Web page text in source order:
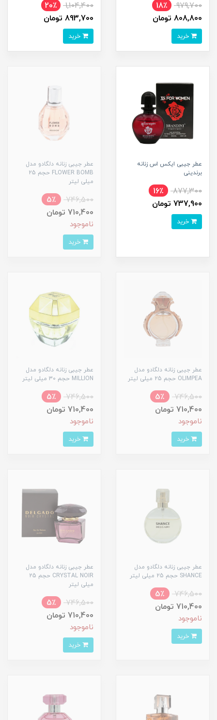
979,700
18٪
808,800 تومان
1,104,400
20٪
893,700 تومان
عطر جیبی ایکس اس زنانه
برندینی
877,300
16٪
737,900 تومان
عطر جیبی زنانه دلگادو مدل
FLOWER BOMB حجم 25
میلی لیتر
746,500
5٪
710,400 تومان
ناموجود
عطر جیبی زنانه دلگادو مدل
OLIMPEA حجم 25 میلی لیتر
746,500
5٪
710,400 تومان
ناموجود
عطر جیبی زنانه دلگادو مدل
MILLION حجم 30 میلی لیتر
746,500
5٪
710,400 تومان
ناموجود
عطر جیبی زنانه دلگادو مدل
SHANCE حجم 25 میلی لیتر
746,500
5٪
710,400 تومان
ناموجود
عطر جیبی زنانه دلگادو مدل
CRYSTAL NOIR حجم 25
میلی لیتر
746,500
5٪
710,400 تومان
ناموجود